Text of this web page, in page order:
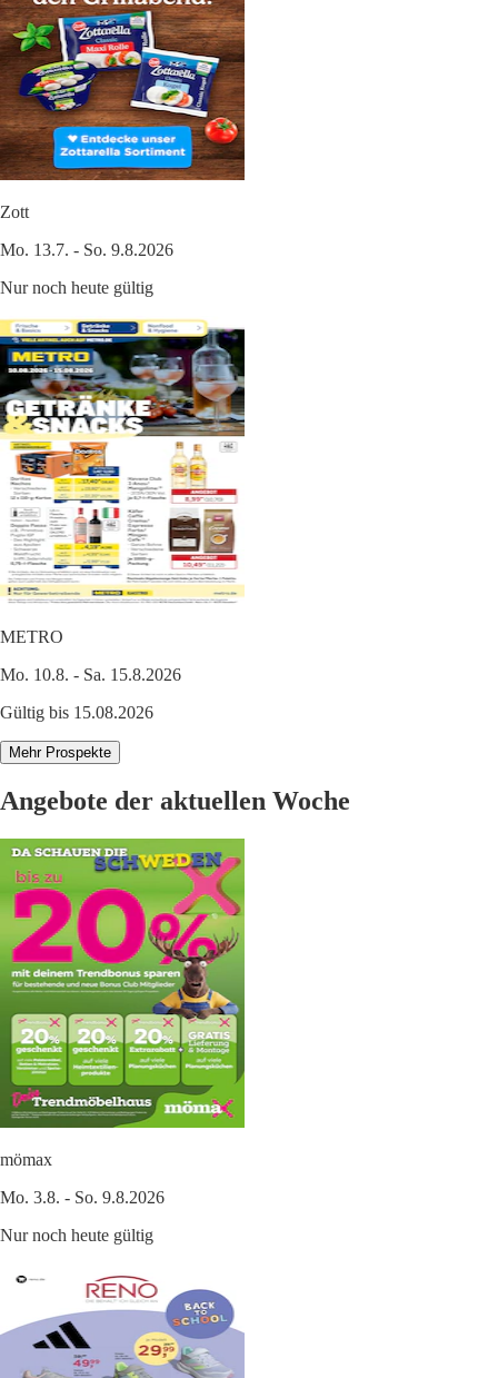
Zott
Mo. 13.7. - So. 9.8.2026
Nur noch heute gültig
METRO
Mo. 10.8. - Sa. 15.8.2026
Gültig bis 15.08.2026
Mehr Prospekte
Angebote der aktuellen Woche
mömax
Mo. 3.8. - So. 9.8.2026
Nur noch heute gültig